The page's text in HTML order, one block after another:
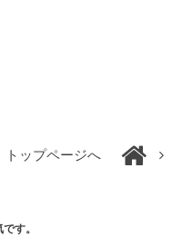
トップページへ
す。